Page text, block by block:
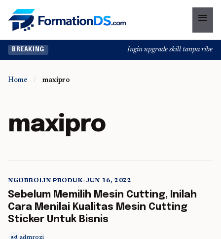
menu
BREAKING Ingin upgrade skill tanpa ribet?
Home / maxipro
maxipro
5 min read
NGOBROLIN PRODUK•JUN 16, 2022
Sebelum Memilih Mesin Cutting, Inilah
Cara Menilai Kualitas Mesin Cutting
Sticker Untuk Bisnis
ad admrozi